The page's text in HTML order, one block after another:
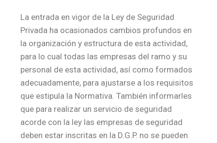
La entrada en vigor de la Ley de Seguridad
Privada ha ocasionados cambios profundos en
la organización y estructura de esta actividad,
para lo cual todas las empresas del ramo y su
personal de esta actividad, así como formados
adecuadamente, para ajustarse a los requisitos
que estipula la Normativa. También informarles
que para realizar un servicio de seguridad
acorde con la ley las empresas de seguridad
deben estar inscritas en la D.G.P. no se pueden